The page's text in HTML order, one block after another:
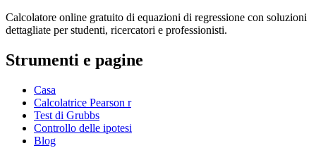
Calcolatore online gratuito di equazioni di regressione con soluzioni
dettagliate per studenti, ricercatori e professionisti.
Strumenti e pagine
Casa
Calcolatrice Pearson r
Test di Grubbs
Controllo delle ipotesi
Blog